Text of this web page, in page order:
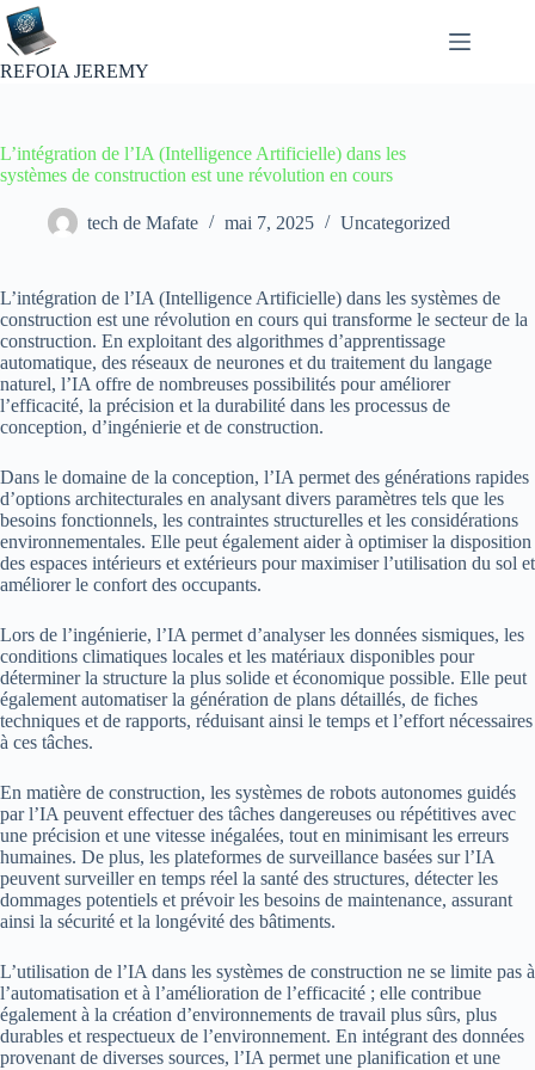
Passer
au
contenu
REFOIA JEREMY
L’intégration de l’IA (Intelligence Artificielle) dans les
systèmes de construction est une révolution en cours
tech de Mafate mai 7, 2025 Uncategorized
L’intégration de l’IA (Intelligence Artificielle) dans les systèmes de
construction est une révolution en cours qui transforme le secteur de la
construction. En exploitant des algorithmes d’apprentissage
automatique, des réseaux de neurones et du traitement du langage
naturel, l’IA offre de nombreuses possibilités pour améliorer
l’efficacité, la précision et la durabilité dans les processus de
conception, d’ingénierie et de construction.
Dans le domaine de la conception, l’IA permet des générations rapides
d’options architecturales en analysant divers paramètres tels que les
besoins fonctionnels, les contraintes structurelles et les considérations
environnementales. Elle peut également aider à optimiser la disposition
des espaces intérieurs et extérieurs pour maximiser l’utilisation du sol et
améliorer le confort des occupants.
Lors de l’ingénierie, l’IA permet d’analyser les données sismiques, les
conditions climatiques locales et les matériaux disponibles pour
déterminer la structure la plus solide et économique possible. Elle peut
également automatiser la génération de plans détaillés, de fiches
techniques et de rapports, réduisant ainsi le temps et l’effort nécessaires
à ces tâches.
En matière de construction, les systèmes de robots autonomes guidés
par l’IA peuvent effectuer des tâches dangereuses ou répétitives avec
une précision et une vitesse inégalées, tout en minimisant les erreurs
humaines. De plus, les plateformes de surveillance basées sur l’IA
peuvent surveiller en temps réel la santé des structures, détecter les
dommages potentiels et prévoir les besoins de maintenance, assurant
ainsi la sécurité et la longévité des bâtiments.
L’utilisation de l’IA dans les systèmes de construction ne se limite pas à
l’automatisation et à l’amélioration de l’efficacité ; elle contribue
également à la création d’environnements de travail plus sûrs, plus
durables et respectueux de l’environnement. En intégrant des données
provenant de diverses sources, l’IA permet une planification et une